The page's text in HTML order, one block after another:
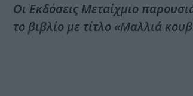
Οι Εκδόσεις Μεταίχμιο
το βιβλίο με τίτλο «Μαλλιά